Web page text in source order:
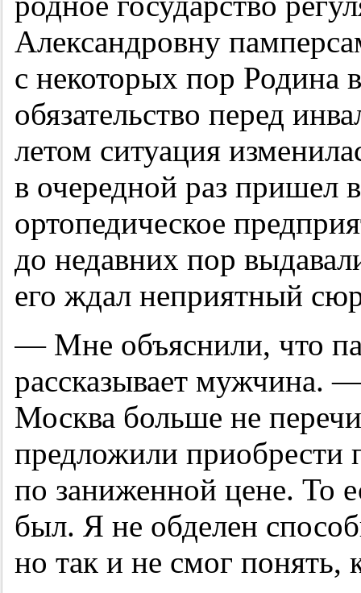
Александровну
с некоторых пор Родина
обязательство перед
летом ситуация
в очередной раз
ортопедическое
до недавних пор
его ждал неприятный
— Мне объяснили, что
рассказывает мужчина.
Москва больше не
предложили приобрести
по заниженной цене. То
был. Я не обделен
но так и не смог понять,